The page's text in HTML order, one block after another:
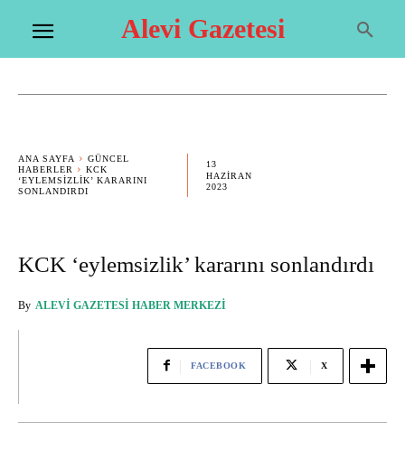
Alevi Gazetesi
ANA SAYFA
GÜNCEL
HABERLER
KCK
‘EYLEMSIZLIK’ KARARINI
SONLANDIRDI
13
HAZIRAN
2023
KCK ‘eylemsizlik’ kararını sonlandırdı
By ALEVI GAZETESI HABER MERKEZI
FACEBOOK X